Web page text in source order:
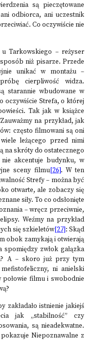
są pieczętowane
odbiorca, ani uczestnik
Co oczywiście nie
Tarkowskiego – reżyser
niż pisarze. Przede
unikać w montażu –
cierpliwość widza.
starannie wbudowane w
oczywiście Strefa, o której
Tak jak w książce
na przykład, jak
często filmowani są oni
leżącego przed nimi
na skróty do ostatecznego
akcentuje budynku, w
sceny filmu[26]. W ten
Strefy – można być
otwarte, ale zobaczy się
siły. To co odsłonięte
– wręcz przeciwnie,
Weźmy na przykład
się szkieletów[27]: Skąd
obok zamykają i otwierają
zwłok gałązka
A – skoro już przy tym
ni anielski
filmu i swobodnie
zakładało istnienie jakiejś
jak „stabilność” czy
są nieadekwatne.
Niepoznawalne z